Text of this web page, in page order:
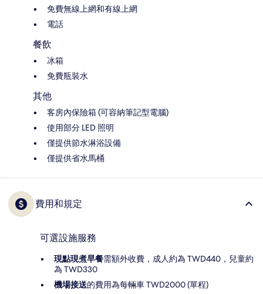
免費無線上網和有線上網
電話
餐飲
冰箱
免費瓶裝水
其他
客房內保險箱 (可容納筆記型電腦)
使用部分 LED 照明
僅提供節水淋浴設備
僅提供省水馬桶
費用和規定
可選設施服務
現點現煮早餐需額外收費，成人約為 TWD440，兒童約
為 TWD330
機場接送的費用為每輛車 TWD2000 (單程)